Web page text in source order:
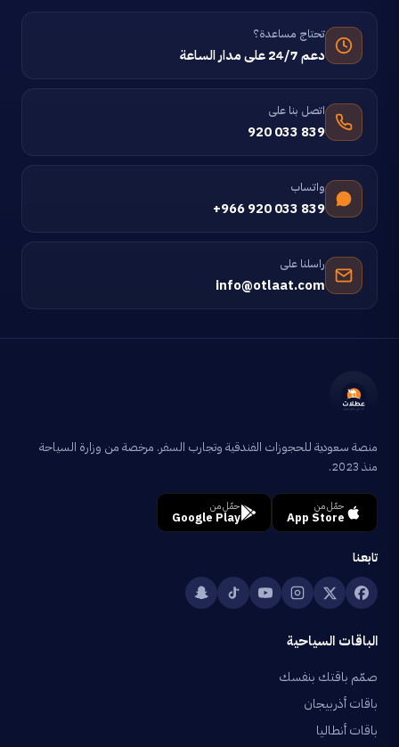
تحتاج مساعدة؟
دعم 24/7 على مدار الساعة
اتصل بنا على
920 033 839
واتساب
+966 920 033 839
راسلنا على
info@otlaat.com
منصة سعودية للحجوزات الفندقية وتجارب السفر. مرخصة من وزارة السياحة
منذ 2023.
حمّل من
App Store
حمّل من
Google Play
تابعنا
الباقات السياحية
صمّم باقتك بنفسك
باقات أذربيجان
باقات أنطاليا